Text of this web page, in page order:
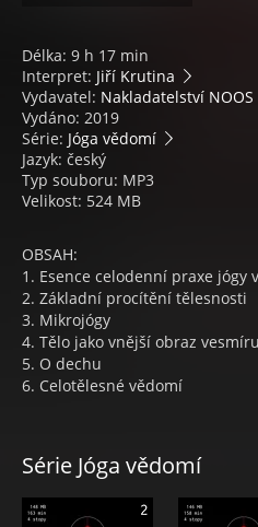
Délka: 9 h 17 min
Interpret: Jiří Krutina
Vydavatel: Nakladatelství NOOS
Vydáno: 2019
Série: Jóga vědomí
Jazyk: český
Typ souboru: MP3
Velikost: 524 MB
OBSAH:
1. Esence celodenní praxe jógy
2. Základní procítění tělesnosti
3. Mikrojógy
4. Tělo jako vnější obraz vesmíru
5. O dechu
6. Celotělesné vědomí
10. Vědomé procítění všech
11. Vědomé celotělesné
Série Jóga vědomí